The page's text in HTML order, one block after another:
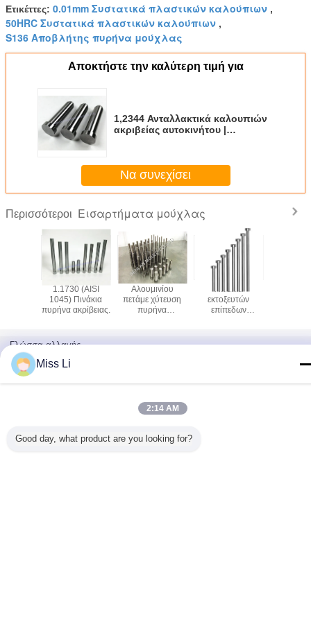
Ετικέττες: 0.01mm Συστατικά πλαστικών καλούπιων ,
50HRC Συστατικά πλαστικών καλούπιων ,
S136 Αποβλήτης πυρήνα μούχλας
Αποκτήστε την καλύτερη τιμή για
1,2344 Ανταλλακτικά καλουπιών
ακριβείας αυτοκινήτου |
Να συνεχίσει
Περισσότεροι Εισαρτήματα μούχλας
δακτύλιος
τμημάτων S136
φορμών ακρίβειας
0.01mm
S136 μέρη
φορμών
ακρίβειας, μανίκια
Πλαστικά φορμών
μερών πυρήνων
ενθέτων φορμών
Γλώσσα αλλαγής
Greek Miss Li
2:14 AM
Good day, what product are you looking for?